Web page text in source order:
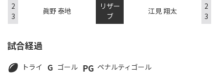
2
3
眞野 泰地
リザー
ブ
江見 翔太
2
3
試合経過
トライ ゴール
ペナルティゴール